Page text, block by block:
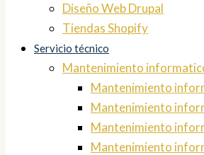
Diseño Web Drupal
Tiendas Shopify
Servicio técnico
Mantenimiento
Mantenimiento
Mantenimiento
Mantenimiento
Mantenimiento